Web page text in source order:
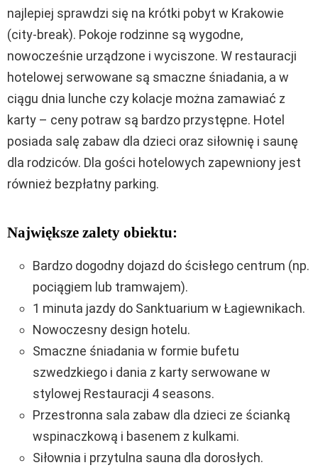
najlepiej sprawdzi się na krótki pobyt w Krakowie
(city-break). Pokoje rodzinne są wygodne,
nowocześnie urządzone i wyciszone. W restauracji
hotelowej serwowane są smaczne śniadania, a w
ciągu dnia lunche czy kolacje można zamawiać z
karty – ceny potraw są bardzo przystępne. Hotel
posiada salę zabaw dla dzieci oraz siłownię i saunę
dla rodziców. Dla gości hotelowych zapewniony jest
również bezpłatny parking.
Największe zalety obiektu:
Bardzo dogodny dojazd do ścisłego centrum (np.
pociągiem lub tramwajem).
1 minuta jazdy do Sanktuarium w Łagiewnikach.
Nowoczesny design hotelu.
Smaczne śniadania w formie bufetu
szwedzkiego i dania z karty serwowane w
stylowej Restauracji 4 seasons.
Przestronna sala zabaw dla dzieci ze ścianką
wspinaczkową i basenem z kulkami.
Siłownia i przytulna sauna dla dorosłych.